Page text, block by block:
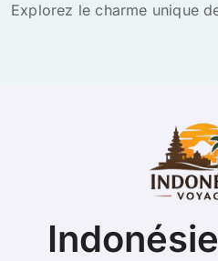
Explorez le charme unique